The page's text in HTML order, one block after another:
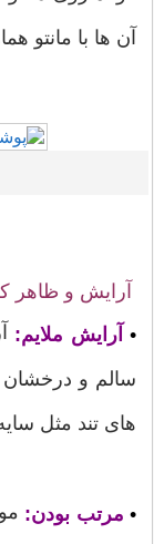
آن ها با مانتو
آرایش و ظاهر
• آرایش ملایم:
سالم و درخشان
های تند مثل
• مرتب بودن: